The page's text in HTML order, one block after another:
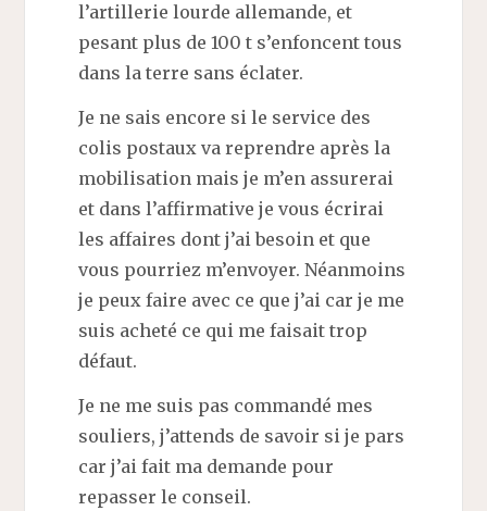
l’artillerie lourde allemande, et
pesant plus de 100 t s’enfoncent tous
dans la terre sans éclater.
Je ne sais encore si le service des
colis postaux va reprendre après la
mobilisation mais je m’en assurerai
et dans l’affirmative je vous écrirai
les affaires dont j’ai besoin et que
vous pourriez m’envoyer. Néanmoins
je peux faire avec ce que j’ai car je me
suis acheté ce qui me faisait trop
défaut.
Je ne me suis pas commandé mes
souliers, j’attends de savoir si je pars
car j’ai fait ma demande pour
repasser le conseil.